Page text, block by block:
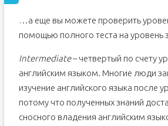
Мы советуем приступать к
языка с уровня Upper-
Знания, которые должны быть у
Программа уровня Upper-
себя изучение таких тем в
Как будут развиваться ваши
курсе Upper-Intermediate
Срок обучения на уровне
Уровень Upper Intermediate
…а еще вы можете проверить
помощью полного теста на уровень
Intermediate– четвертый по счету
английским языком. Многие люди
изучение английского языка после
потому что полученных знаний
сносного владения английским